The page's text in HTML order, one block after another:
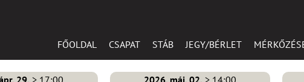
FŐOLDAL CSAPAT STÁB JEGY/BÉRLET
29.> 17:00 2026. máj. 02. > 14:00